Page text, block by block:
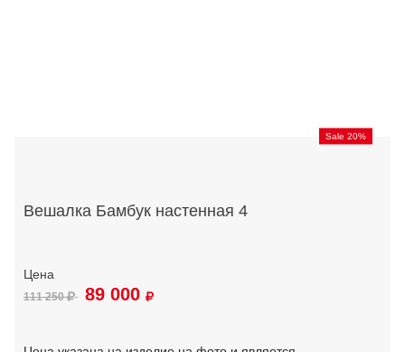
Sale 20%
Вешалка Бамбук настенная 4
111 250 89 000